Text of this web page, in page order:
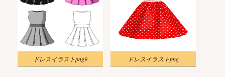
ドレスイラストpng9 ドレスイラストpng